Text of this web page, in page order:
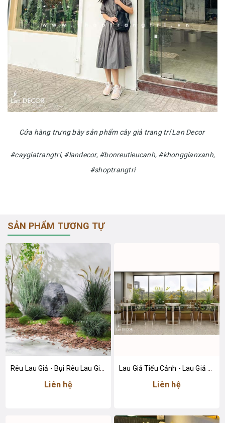
Cửa hàng trưng bày sản phẩm cây giả trang trí Lan Decor
#caygiatrangtri, #landecor, #bonreutieucanh, #khonggianxanh,
#shoptrangtri
SẢN PHẨM TƯƠNG TỰ
Liên hệ Liên hệ